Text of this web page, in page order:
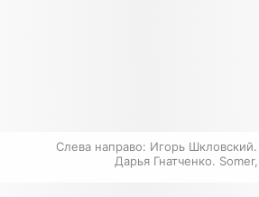
Слева направо: Игорь
Дарья Гнатченко.